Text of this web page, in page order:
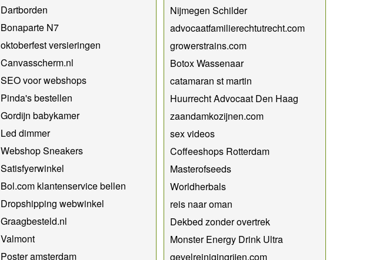
Dartborden
Bonaparte N7
oktoberfest versieringen
Canvasscherm.nl
SEO voor webshops
Pinda's bestellen
Gordijn babykamer
Led dimmer
Webshop Sneakers
Satisfyerwinkel
Bol.com klantenservice bellen
Dropshipping webwinkel
Graagbesteld.nl
Valmont
Poster amsterdam
Nijmegen Schilder
advocaatfamilierechtutrecht.com
growerstrains.com
Botox Wassenaar
catamaran st martin
Huurrecht Advocaat Den Haag
zaandamkozijnen.com
sex videos
Coffeeshops Rotterdam
Masterofseeds
Worldherbals
reis naar oman
Dekbed zonder overtrek
Monster Energy Drink Ultra
gevelreinigingrijen.com